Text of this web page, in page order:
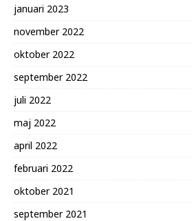
januari 2023
november 2022
oktober 2022
september 2022
juli 2022
maj 2022
april 2022
februari 2022
oktober 2021
september 2021